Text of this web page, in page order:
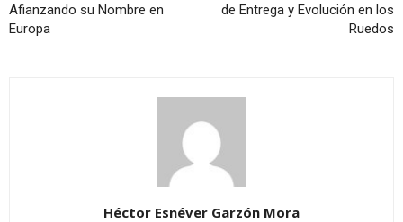
Afianzando su Nombre en
Europa
de Entrega y Evolución en los
Ruedos
Héctor Esnéver Garzón Mora